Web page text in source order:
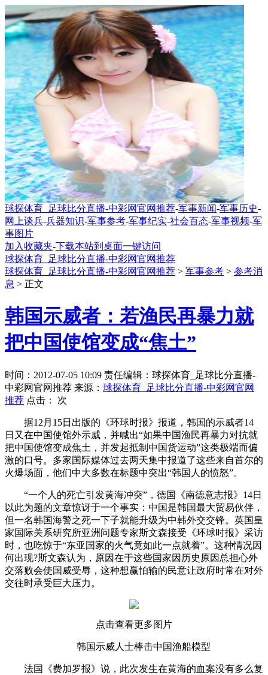
球探体育_足球比分直播-中彩网官网推荐-军事新闻-军事历史-
网上谈兵-兵器知识-军事参考-军事纪实-社会百态-军事视频-军
事图片
加入收藏夹-下载本站到桌面一键访问
球探体育_足球比分直播-中彩网官网推荐
球探体育_足球比分直播-中彩网官网推荐 > 军事参考 > 参考消
息 > 正文
韩国示威者：若渔民再暴力就
把中国使馆变成“焦土”
时间：2012-07-05 10:09 责任编辑：球探体育_足球比分直播-
中彩网官网推荐 来源： 球探体育_足球比分直播-中彩网官网
推荐 点击： 次
据12月15日出版的《环球时报》报道，韩国的示威者14
日又在中国使馆外示威，并喊出“如果中国渔民再暴力对抗就
把中国使馆变成焦土，并发起抵制中国货运动”这类极端而偏
激的口号。多家国际媒体过去两天集中报道了这些来自首尔的
火爆场面，他们中大多数在标题中突出“韩国人的愤怒”。
“一个人的死亡引发黄海冲突”，德国《南德意志报》14日
以此为题的文章惊讶于一个事实：中国是韩国最大贸易伙伴，
但一名韩国海警之死一下子就能升级为中韩外交交锋。英国皇
家国际关系研究所亚洲问题专家斯文森接受《环球时报》采访
时，也吃惊于“东亚国家的火气竟如此一点就着”。这种情况因
何出现?斯文森认为，原因在于这些国家因历史原因总担心外
交落败会使国威受辱，这种想赢怕输的民意让政府时常在对外
交往时承受巨大压力。
点击查看更多图片
韩国示威人士棒击中国渔船模型
法国《费加罗报》说，此次发生在黄海的血案没有多么复